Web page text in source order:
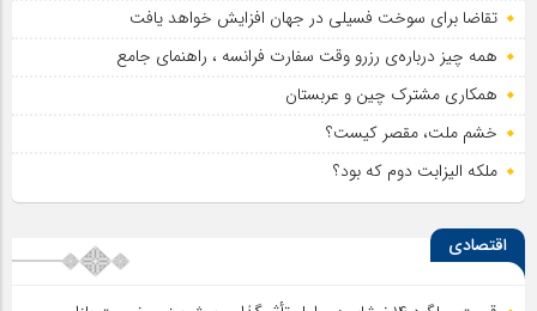
تقاضا برای سوخت فسیلی در جهان افزایش خواهد یافت
همه چیز درباره‌ی رزرو وقت سفارت فرانسه ، راهنمای جامع
همکاری مشترک چین و عربستان
خشم ملت، مقصر کیست؟
ملکه الیزابت دوم که بود؟
اقتصادی